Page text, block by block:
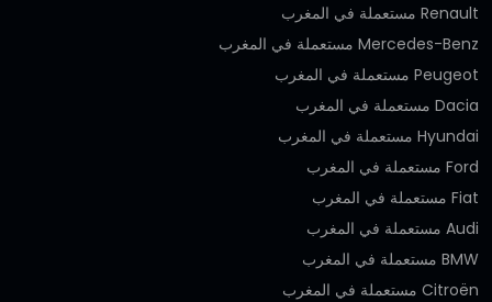
Renault مستعملة في المغرب
Mercedes-Benz مستعملة في المغرب
Peugeot مستعملة في المغرب
Dacia مستعملة في المغرب
Hyundai مستعملة في المغرب
Ford مستعملة في المغرب
Fiat مستعملة في المغرب
Audi مستعملة في المغرب
BMW مستعملة في المغرب
Citroën مستعملة في المغرب